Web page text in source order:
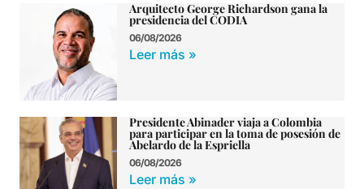
Arquitecto George Richardson gana la
presidencia del CODIA
06/08/2026
Leer más »
Presidente Abinader viaja a Colombia
para participar en la toma de posesión de
Abelardo de la Espriella
06/08/2026
Leer más »